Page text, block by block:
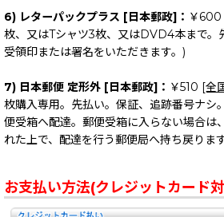
6) レターパックプラス [日本郵政]： ￥600
枚、又はTシャツ3枚、又はDVD4本まで。
受領印または署名をいただきます。)
7) 日本郵便 定形外 [日本郵政]： ￥510 [全
枚購入専用。先払い。保証、追跡番号ナシ
便受箱へ配達。郵便受箱に入らない場合は
れた上で、配達を行う郵便局へ持ち戻りま
お支払い方法(クレジットカード